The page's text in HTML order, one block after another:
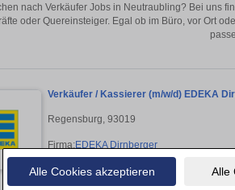
Alle Cookies akzeptieren Alle
nach Verkäufer Jobs in Neutraubling? Bei uns
oder Quereinsteiger. Egal ob im Büro, vor Ort
Verkäufer / Kassierer (m/w/d) EDEKA
Regensburg, 93019
Firma:EDEKA Dirnberger